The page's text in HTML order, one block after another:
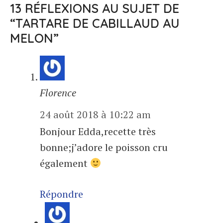
13 RÉFLEXIONS AU SUJET DE
“TARTARE DE CABILLAUD AU
MELON”
Florence
24 août 2018 à 10:22 am
Bonjour Edda,recette très
bonne;j’adore le poisson cru
également
Répondre